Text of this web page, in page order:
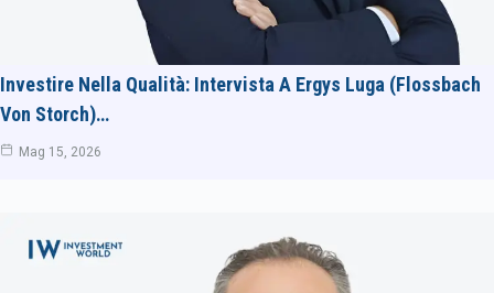
Investire Nella Qualità: Intervista A Ergys Luga (Flossbach
Von Storch)…
Mag 15, 2026